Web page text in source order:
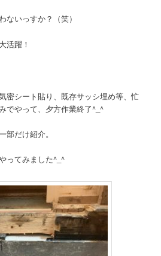
ないっすか？（笑）
活躍！
密シート貼り、既存サッシ埋め等、忙
でやって、夕方作業終了^_^
部だけ紹介。
ってみました^_^